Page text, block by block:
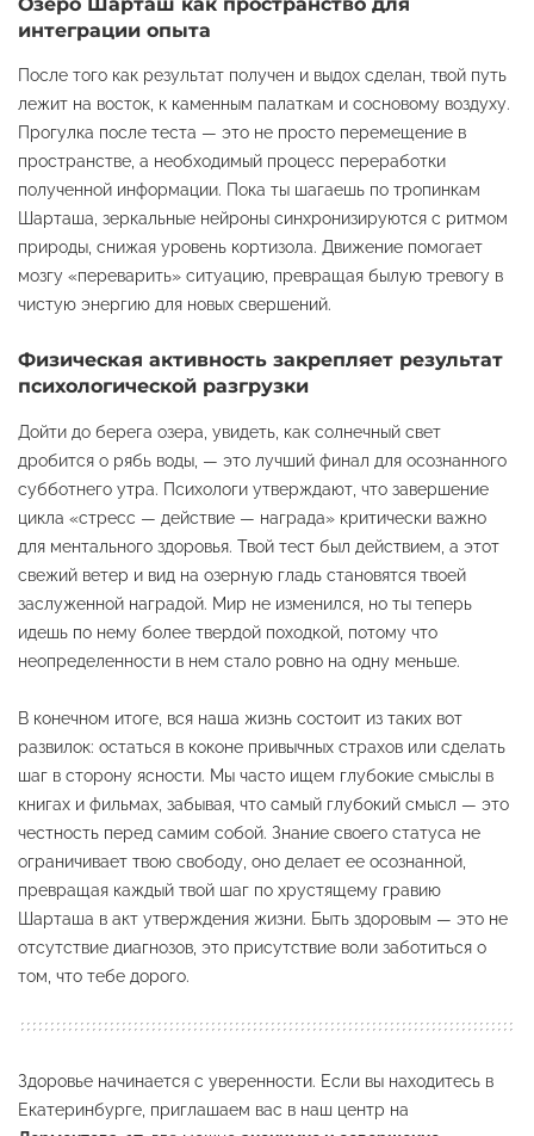
интеграции опыта
После того как результат получен и выдох сделан, твой путь
лежит на восток, к каменным палаткам и сосновому воздуху.
Прогулка после теста — это не просто перемещение в
пространстве, а необходимый процесс переработки
полученной информации. Пока ты шагаешь по тропинкам
Шарташа, зеркальные нейроны синхронизируются с ритмом
природы, снижая уровень кортизола. Движение помогает
мозгу «переварить» ситуацию, превращая былую тревогу в
чистую энергию для новых свершений.
Физическая активность закрепляет результат
психологической разгрузки
Дойти до берега озера, увидеть, как солнечный свет
дробится о рябь воды, — это лучший финал для осознанного
субботнего утра. Психологи утверждают, что завершение
цикла «стресс — действие — награда» критически важно
для ментального здоровья. Твой тест был действием, а этот
свежий ветер и вид на озерную гладь становятся твоей
заслуженной наградой. Мир не изменился, но ты теперь
идешь по нему более твердой походкой, потому что
неопределенности в нем стало ровно на одну меньше.
В конечном итоге, вся наша жизнь состоит из таких вот
развилок: остаться в коконе привычных страхов или сделать
шаг в сторону ясности. Мы часто ищем глубокие смыслы в
книгах и фильмах, забывая, что самый глубокий смысл — это
честность перед самим собой. Знание своего статуса не
ограничивает твою свободу, оно делает ее осознанной,
превращая каждый твой шаг по хрустящему гравию
Шарташа в акт утверждения жизни. Быть здоровым — это не
отсутствие диагнозов, это присутствие воли заботиться о
том, что тебе дорого.
Здоровье начинается с уверенности. Если вы находитесь в
Екатеринбурге, приглашаем вас в наш центр на